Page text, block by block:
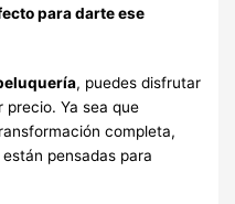
para darte ese
, puedes disfrutar
precio. Ya sea que
completa,
están pensadas para